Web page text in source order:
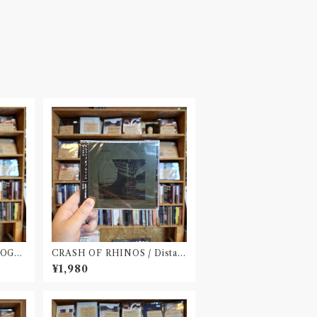
CRASH OF RHINOS / Distal
(CD)
¥1,980